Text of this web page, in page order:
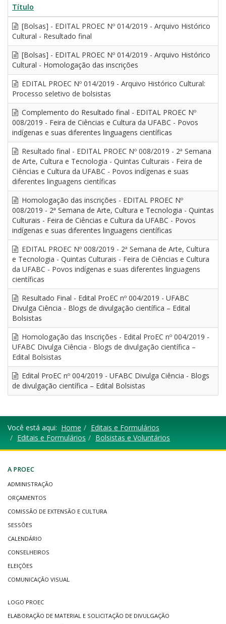
Título
[Bolsas] - EDITAL PROEC Nº 014/2019 - Arquivo Histórico
Cultural - Resultado final
[Bolsas] - EDITAL PROEC Nº 014/2019 - Arquivo Histórico
Cultural - Homologação das inscrições
EDITAL PROEC Nº 014/2019 - Arquivo Histórico Cultural:
Processo seletivo de bolsistas
Complemento do Resultado final - EDITAL PROEC Nº
008/2019 - Feira de Ciências e Cultura da UFABC - Povos
indígenas e suas diferentes linguagens científicas
Resultado final - EDITAL PROEC Nº 008/2019 - 2ª Semana
de Arte, Cultura e Tecnologia - Quintas Culturais - Feira de
Ciências e Cultura da UFABC - Povos indígenas e suas
diferentes linguagens científicas
Homologação das inscrições - EDITAL PROEC Nº
008/2019 - 2ª Semana de Arte, Cultura e Tecnologia - Quintas
Culturais - Feira de Ciências e Cultura da UFABC - Povos
indígenas e suas diferentes linguagens científicas
EDITAL PROEC Nº 008/2019 - 2ª Semana de Arte, Cultura
e Tecnologia - Quintas Culturais - Feira de Ciências e Cultura
da UFABC - Povos indígenas e suas diferentes linguagens
científicas
Resultado Final - Edital ProEC nº 004/2019 - UFABC
Divulga Ciência - Blogs de divulgação científica – Edital
Bolsistas
Homologação das Inscrições - Edital ProEC nº 004/2019 -
UFABC Divulga Ciência - Blogs de divulgação científica –
Edital Bolsistas
Edital ProEC nº 004/2019 - UFABC Divulga Ciência - Blogs
de divulgação científica – Edital Bolsistas
Você está aqui: Home
Editais e Formulários
Editais e Formulários
Bolsistas e Voluntários
A PROEC
ADMINISTRAÇÃO
ORÇAMENTOS
COMISSÃO DE EXTENSÃO E CULTURA
SESSÕES
CALENDÁRIO
CONSELHEIROS
ELEIÇÕES
COMUNICAÇÃO VISUAL
LOGO PROEC
ELABORAÇÃO DE MATERIAL E SOLICITAÇÃO DE DIVULGAÇÃO